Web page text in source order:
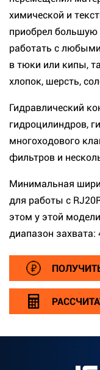
химической и
приобрел большую
работать с
в тюки или кипы,
хлопок, шерсть,
Гидравлический
гидроцилиндров,
многоходового
фильтров и
Минимальная
для работы с
этом у этой
диапазон